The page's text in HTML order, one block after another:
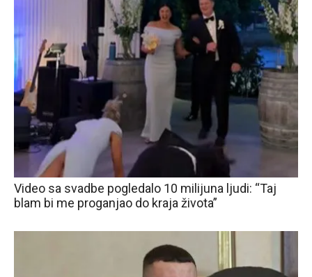
Video sa svadbe pogledalo 10 milijuna ljudi: “Taj
blam bi me proganjao do kraja života”